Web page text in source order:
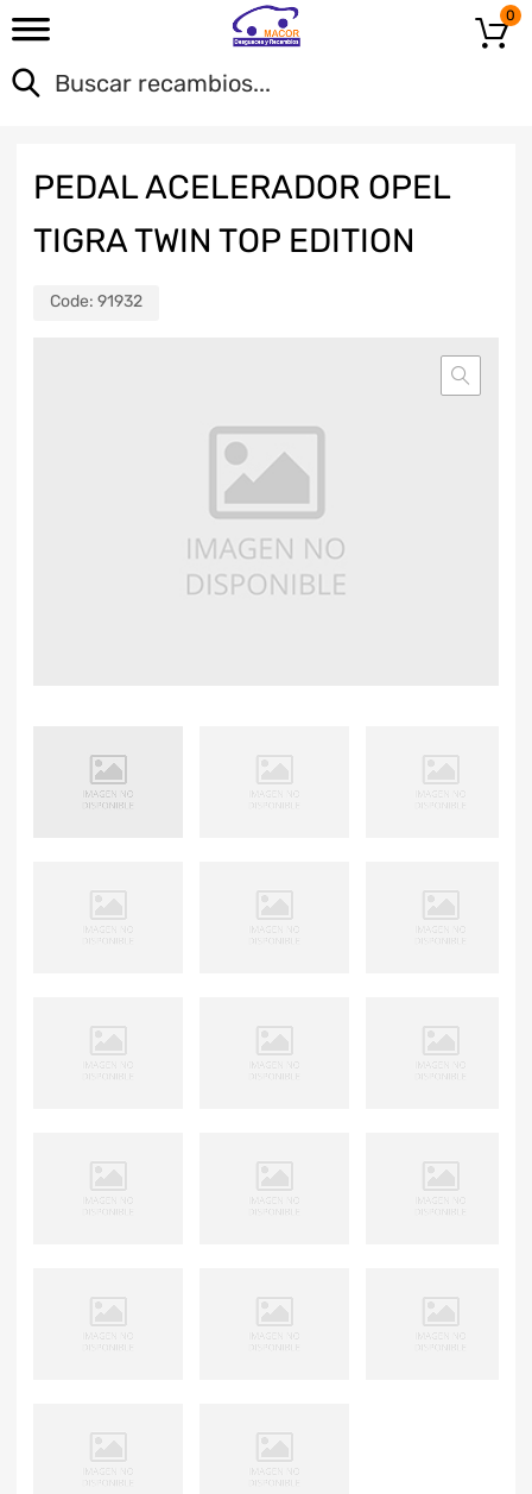
0
PEDAL ACELERADOR OPEL
TIGRA TWIN TOP EDITION
Code: 91932